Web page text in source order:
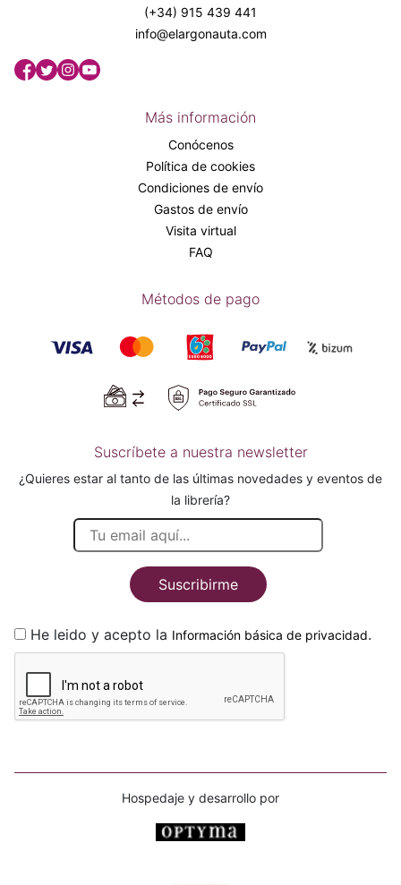
(+34) 915 439 441
info@elargonauta.com
Más información
Conócenos
Política de cookies
Condiciones de envío
Gastos de envío
Visita virtual
FAQ
Métodos de pago
Suscríbete a nuestra newsletter
¿Quieres estar al tanto de las últimas novedades y eventos de
la librería?
Suscribirme
He leido y acepto la Información básica de privacidad.
Hospedaje y desarrollo por